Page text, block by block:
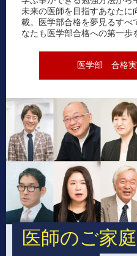
未来の医師を目指すあなたに
載。医学部合格を夢見るすべ
なたも医学部合格への第一歩
医学部 合格
医師のご家庭